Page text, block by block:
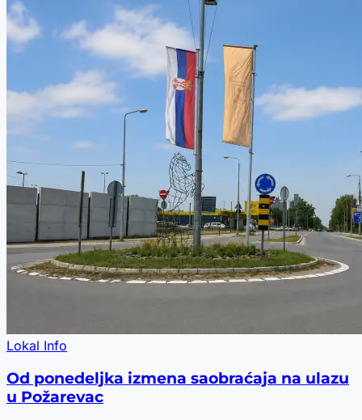
Lokal Info
Od ponedeljka izmena saobraćaja na ulazu
u Požarevac